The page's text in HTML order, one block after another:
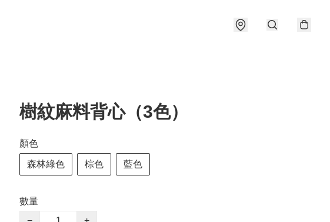
樹紋麻料背心（3色）
顏色
森林綠色 棕色 藍色
數量